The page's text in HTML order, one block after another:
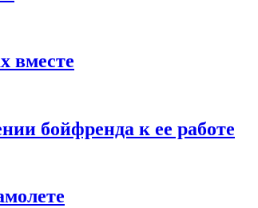
вместе
бойфренда к ее работе